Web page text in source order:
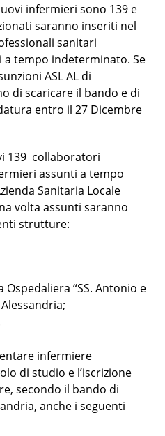
infermieri sono 139 e
saranno inseriti nel
sanitari
tempo indeterminato. Se
ASL AL di
di scaricare il bando e di
entro il 27 Dicembre
139 collaboratori
assunti a tempo
Sanitaria Locale
volta assunti saranno
strutture:
Ospedaliera “SS. Antonio e
infermiere
di studio e l’iscrizione
secondo il bando di
anche i seguenti